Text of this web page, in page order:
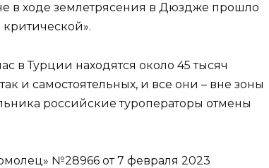
в ходе землетрясения в Дюздже прошло
критической».
в Турции находятся около 45 тысяч
и самостоятельных, и все они – вне зоны
российские туроператоры отмены
№28966 от 7 февраля 2023